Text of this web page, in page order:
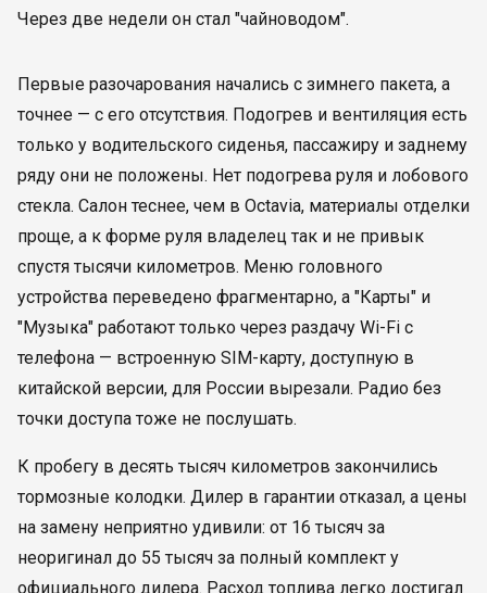
Через две недели он стал "чайноводом".
Первые разочарования начались с зимнего пакета, а
точнее — с его отсутствия. Подогрев и вентиляция есть
только у водительского сиденья, пассажиру и заднему
ряду они не положены. Нет подогрева руля и лобового
стекла. Салон теснее, чем в Octavia, материалы отделки
проще, а к форме руля владелец так и не привык
спустя тысячи километров. Меню головного
устройства переведено фрагментарно, а "Карты" и
"Музыка" работают только через раздачу Wi-Fi с
телефона — встроенную SIM-карту, доступную в
китайской версии, для России вырезали. Радио без
точки доступа тоже не послушать.
К пробегу в десять тысяч километров закончились
тормозные колодки. Дилер в гарантии отказал, а цены
на замену неприятно удивили: от 16 тысяч за
неоригинал до 55 тысяч за полный комплект у
официального дилера. Расход топлива легко достигал